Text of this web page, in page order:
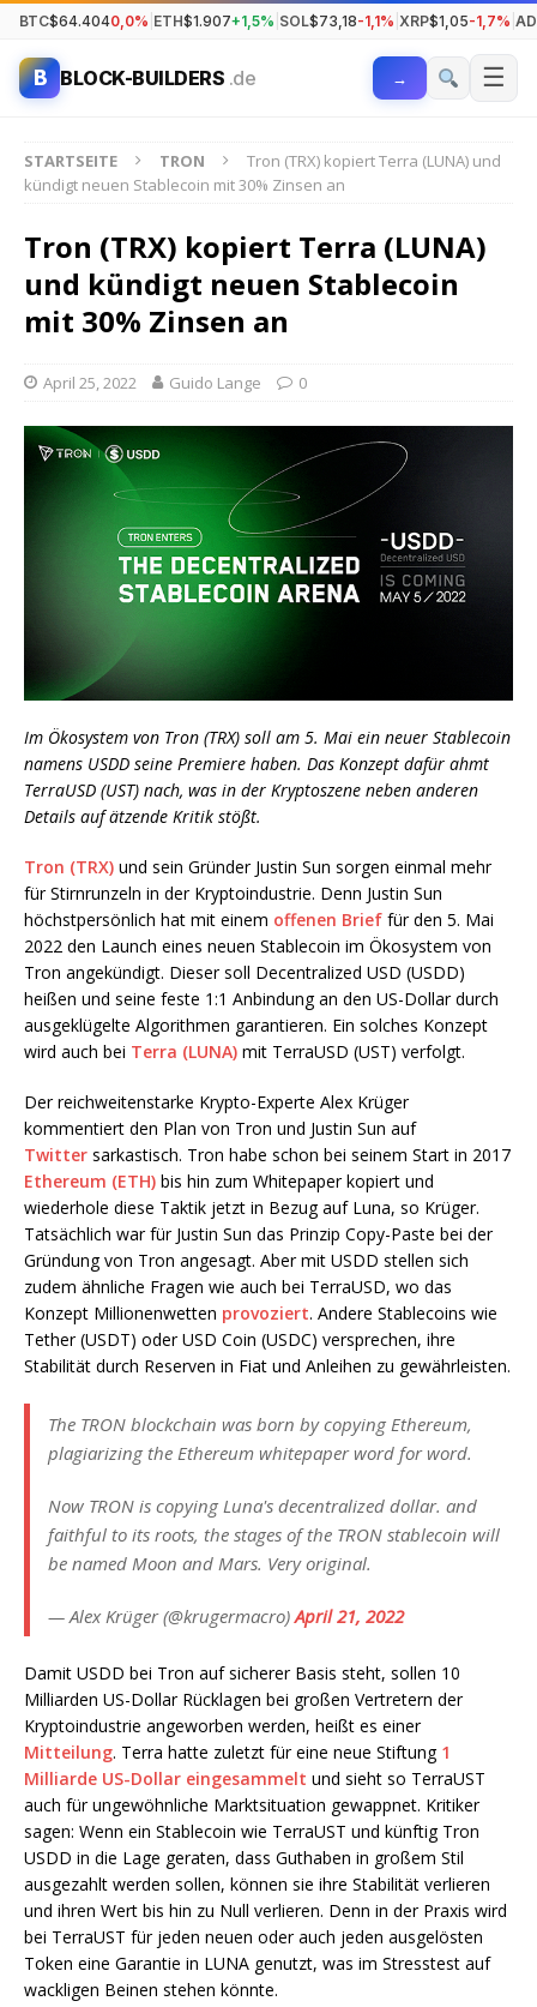
BTC$64.4040,0% ETH$1.907+1,5% SOL$73,18-1,1% XRP$1,05-1,7%
B BLOCK-BUILDERS .de → ☰
STARTSEITE TRON
Tron (TRX) kopiert Terra (LUNA) und
kündigt neuen Stablecoin mit 30% Zinsen an
Tron (TRX) kopiert Terra (LUNA)
und kündigt neuen Stablecoin
mit 30% Zinsen an
April 25, 2022 Guido Lange 0
Im Ökosystem von Tron (TRX) soll am 5. Mai ein neuer Stablecoin
namens USDD seine Premiere haben. Das Konzept dafür ahmt
TerraUSD (UST) nach, was in der Kryptoszene neben anderen
Details auf ätzende Kritik stößt.
Tron (TRX) und sein Gründer Justin Sun sorgen einmal mehr
für Stirnrunzeln in der Kryptoindustrie. Denn Justin Sun
höchstpersönlich hat mit einem offenen Brief für den 5. Mai
2022 den Launch eines neuen Stablecoin im Ökosystem von
Tron angekündigt. Dieser soll Decentralized USD (USDD)
heißen und seine feste 1:1 Anbindung an den US-Dollar durch
ausgeklügelte Algorithmen garantieren. Ein solches Konzept
wird auch bei Terra (LUNA) mit TerraUSD (UST) verfolgt.
Der reichweitenstarke Krypto-Experte Alex Krüger
kommentiert den Plan von Tron und Justin Sun auf
Twitter sarkastisch. Tron habe schon bei seinem Start in 2017
Ethereum (ETH) bis hin zum Whitepaper kopiert und
wiederhole diese Taktik jetzt in Bezug auf Luna, so Krüger.
Tatsächlich war für Justin Sun das Prinzip Copy-Paste bei der
Gründung von Tron angesagt. Aber mit USDD stellen sich
zudem ähnliche Fragen wie auch bei TerraUSD, wo das
Konzept Millionenwetten provoziert. Andere Stablecoins wie
Tether (USDT) oder USD Coin (USDC) versprechen, ihre
Stabilität durch Reserven in Fiat und Anleihen zu gewährleisten.
The TRON blockchain was born by copying Ethereum,
plagiarizing the Ethereum whitepaper word for word.
Now TRON is copying Luna's decentralized dollar. and
faithful to its roots, the stages of the TRON stablecoin will
be named Moon and Mars. Very original.
— Alex Krüger (@krugermacro)April 21, 2022
Damit USDD bei Tron auf sicherer Basis steht, sollen 10
Milliarden US-Dollar Rücklagen bei großen Vertretern der
Kryptoindustrie angeworben werden, heißt es einer
Mitteilung. Terra hatte zuletzt für eine neue Stiftung 1
Milliarde US-Dollar eingesammelt und sieht so TerraUST
auch für ungewöhnliche Marktsituation gewappnet. Kritiker
sagen: Wenn ein Stablecoin wie TerraUST und künftig Tron
USDD in die Lage geraten, dass Guthaben in großem Stil
ausgezahlt werden sollen, können sie ihre Stabilität verlieren
und ihren Wert bis hin zu Null verlieren. Denn in der Praxis wird
bei TerraUST für jeden neuen oder auch jeden ausgelösten
Token eine Garantie in LUNA genutzt, was im Stresstest auf
wackligen Beinen stehen könnte.